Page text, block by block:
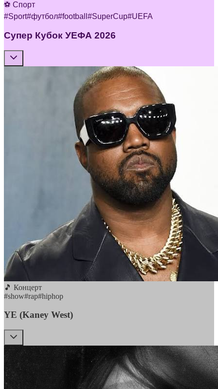
⚽ Спорт
#Sport#футбол#football #SuperCup#UEFA
Супер Кубок УЕФА 2026
🎵 Концерт
#show#rap#hiphop
YE (Kaney West)